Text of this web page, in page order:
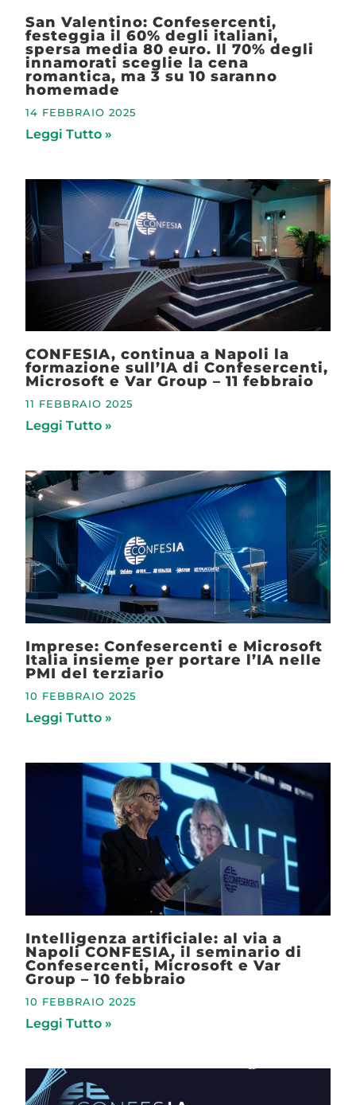
San Valentino: Confesercenti,
festeggia il 60% degli italiani,
spersa media 80 euro. Il 70% degli
innamorati sceglie la cena
romantica, ma 3 su 10 saranno
homemade
14 FEBBRAIO 2025
Leggi Tutto »
CONFESIA, continua a Napoli la
formazione sull’IA di Confesercenti,
Microsoft e Var Group – 11 febbraio
11 FEBBRAIO 2025
Leggi Tutto »
Imprese: Confesercenti e Microsoft
Italia insieme per portare l’IA nelle
PMI del terziario
10 FEBBRAIO 2025
Leggi Tutto »
Intelligenza artificiale: al via a
Napoli CONFESIA, il seminario di
Confesercenti, Microsoft e Var
Group – 10 febbraio
10 FEBBRAIO 2025
Leggi Tutto »